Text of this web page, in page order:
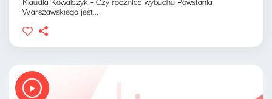
Warszawskiego jest...